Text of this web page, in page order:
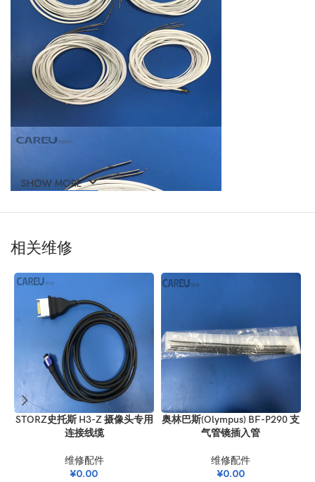
SHOW MORE
相关维修
STORZ史托斯 H3-Z 摄像头专用
连接线缆
维修配件
¥0.00
奥林巴斯(Olympus) BF-P290 支
气管镜插入管
维修配件
¥0.00